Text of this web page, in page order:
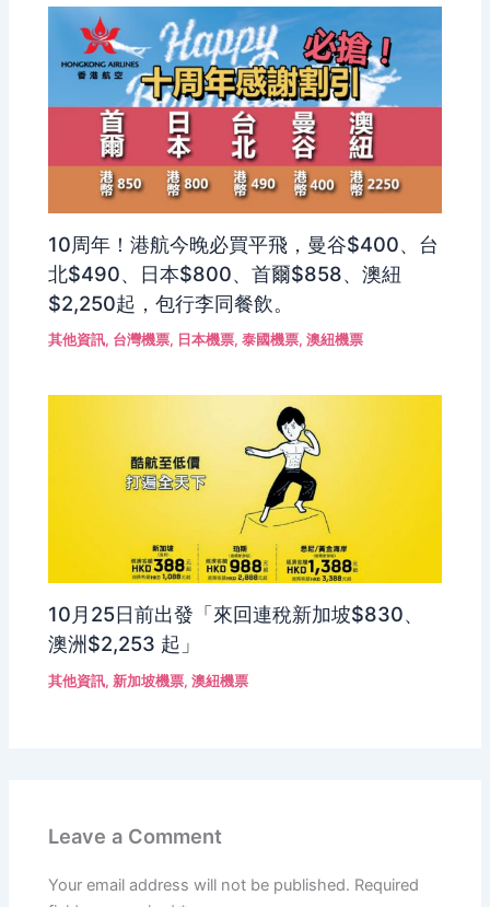
10周年！港航今晚必買平飛，曼谷$400、台
北$490、日本$800、首爾$858、澳紐
$2,250起，包行李同餐飲。
其他資訊, 台灣機票, 日本機票,泰國機票,澳紐機票
10月25日前出發「來回連稅新加坡$830、
澳洲$2,253 起」
其他資訊,新加坡機票,澳紐機票
Leave a Comment
Your email address will not be published. Required